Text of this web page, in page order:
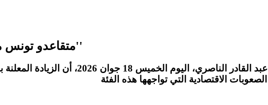
متقاعدو تونس متغشيين : ''الزيادة الأخيرة ما تواكبش الأسعار''
عبد القادر الناصري، اليوم الخميس 18 جوان 2026، أن الزيادة المعلنة بنسبة